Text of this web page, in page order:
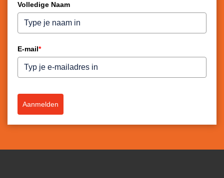
Volledige Naam
E-mail*
Aanmelden